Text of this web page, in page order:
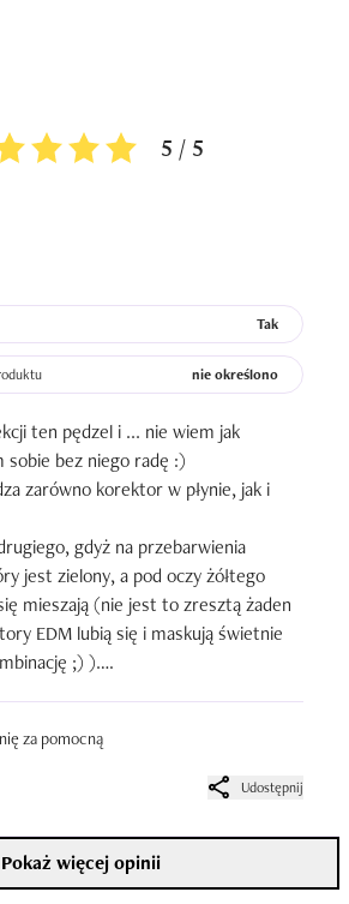
5 / 5
Tak
nie określono
ten pędzel i ... nie wiem jak
sobie bez niego radę :)
zarówno korektor w płynie, jak i
gdyż na przebarwienia
jest zielony, a pod oczy żółtego
mieszają (nie jest to zresztą żaden
EDM lubią się i maskują świetnie
;) ).
POLECAM.
od: kilku miesięcy
1
za pomocną
Udostępnij
Pokaż więcej opinii